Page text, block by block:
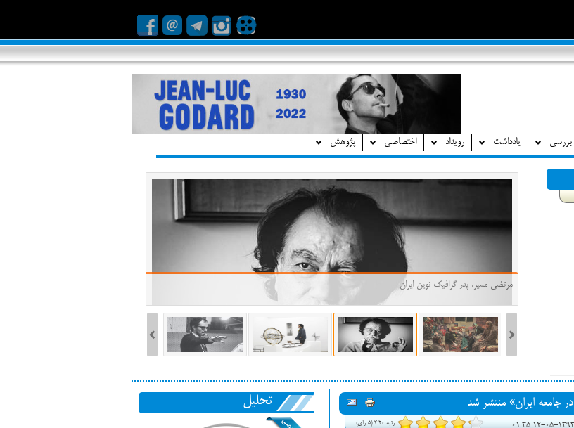
بررسی یادداشت رویداد اختصاصی پژوهش
شد، سهم پررنگ
مرتضی ممیز، پدر گرافیک نوین ایران
جامعه ایران» منتشر شد
رتبه 4.20 (5 رای)
تحلیل